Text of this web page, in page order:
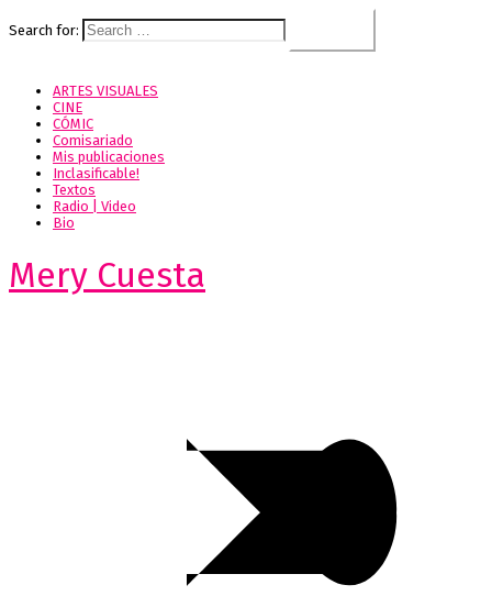
Search for:
ARTES VISUALES
CINE
CÓMIC
Comisariado
Mis publicaciones
Inclasificable!
Textos
Radio | Video
Bio
Mery Cuesta